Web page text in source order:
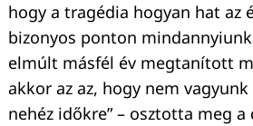
hogy a tragédia hogyan hat az
bizonyos ponton
elmúlt másfél év megtanított
akkor az az, hogy nem
nehéz időkre” – osztotta meg